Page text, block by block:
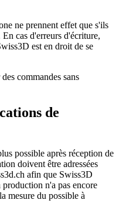
ne prennent effet que s'ils
cas d'erreurs d'écriture,
est en droit de se
commandes sans
de
possible après réception de
doivent être adressées
afin que Swiss3D
n'a pas encore
mesure du possible à